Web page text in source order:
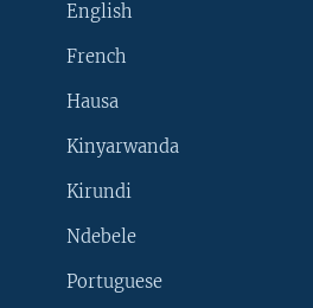
English
French
Hausa
Kinyarwanda
Kirundi
Ndebele
Portuguese